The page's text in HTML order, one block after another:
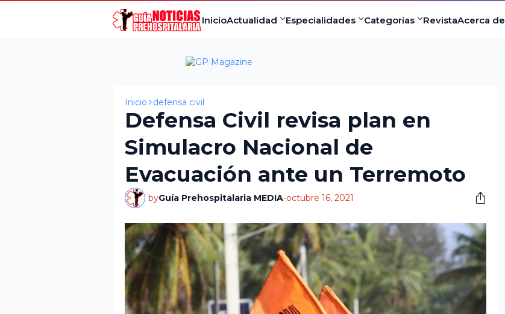
InicioActualidad Especialidades Categorías RevistaAcerca de
Inicio defensa civil
Defensa Civil revisa plan en
Simulacro Nacional de
Evacuación ante un Terremoto
byGuía Prehospitalaria MEDIA-octubre 16, 2021